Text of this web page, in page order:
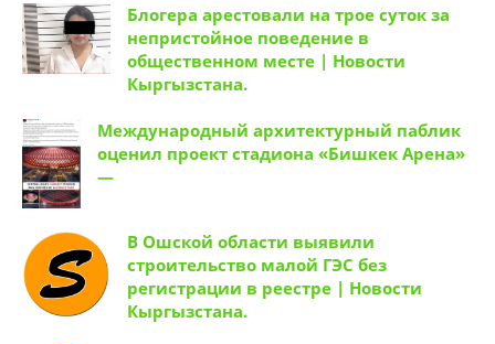
Блогера арестовали на трое суток за
непристойное поведение в
общественном месте | Новости
Кыргызстана.
Международный архитектурный паблик
оценил проект стадиона «Бишкек Арена»
—
В Ошской области выявили
строительство малой ГЭС без
регистрации в реестре | Новости
Кыргызстана.